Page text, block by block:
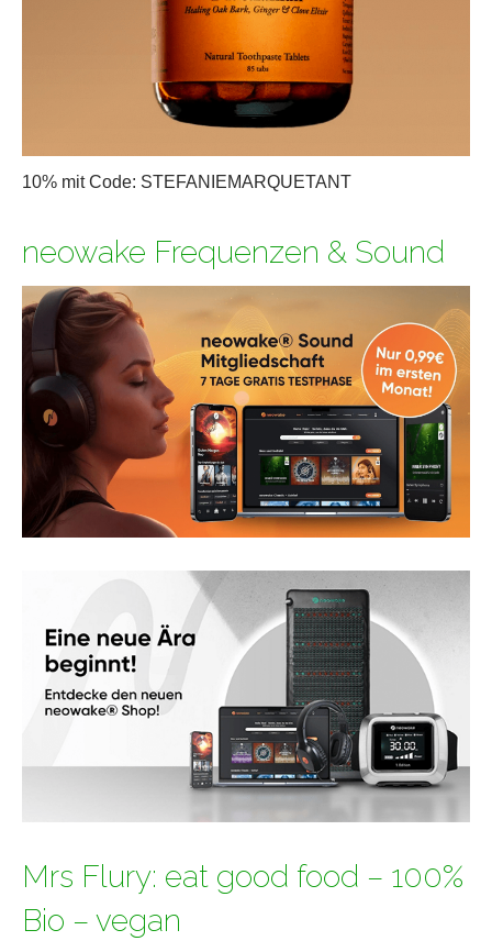
10% mit Code: STEFANIEMARQUETANT
neowake Frequenzen & Sound
Mrs Flury: eat good food – 100%
Bio – vegan